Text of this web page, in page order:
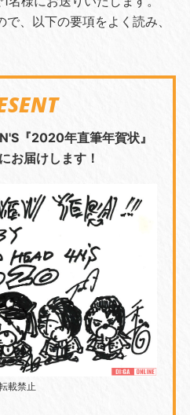
、以下の要項をよく読み、
『2020年直筆年賀状』
お届けします！
載禁止